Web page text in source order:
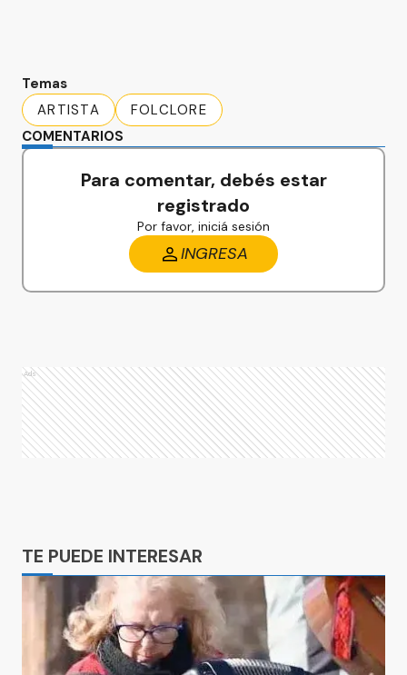
Temas
ARTISTA
FOLCLORE
COMENTARIOS
Para comentar, debés estar
registrado
Por favor, iniciá sesión
INGRESA
Ads
TE PUEDE INTERESAR